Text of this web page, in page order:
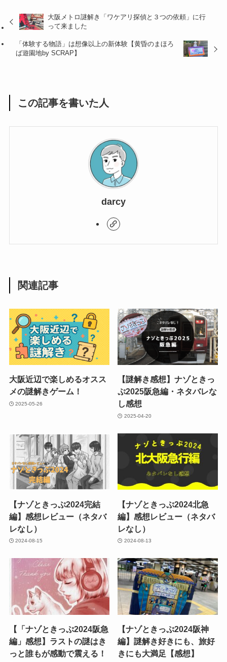
大阪メトロ謎解き「ワケアリ探偵と３つの依頼」に行
って来ました
「体験する物語」は想像以上の新体験【黄昏のまほろ
ば遊園地by SCRAP】
この記事を書いた人
darcy
関連記事
大阪近辺で楽しめるオスス
メの謎解きゲーム！
2025-05-26
【謎解き感想】ナゾときっ
ぷ2025阪急編・ネタバレな
し感想
2025-04-20
【ナゾときっぷ2024完結
編】感想レビュー（ネタバ
レなし）
2024-08-15
【ナゾときっぷ2024北急
編】感想レビュー（ネタバ
レなし）
2024-08-13
【「ナゾときっぷ2024阪急
編」感想】ラストの謎はき
っと誰もが感動で震える！
【ナゾときっぷ2024阪神
編】謎解き好きにも、旅好
きにも大満足【感想】